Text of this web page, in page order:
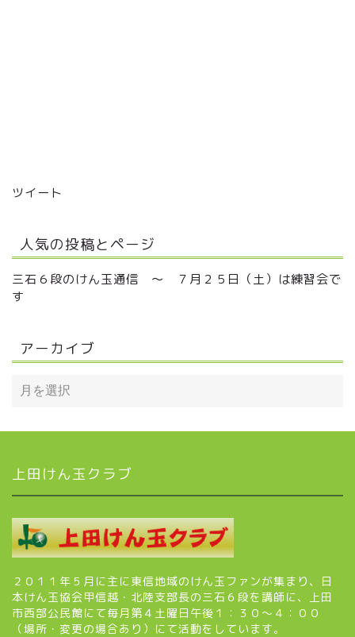
ツイート
人気の投稿とページ
三石６段のけん玉通信 ～ ７月２５日（土）は練習会で
す
アーカイブ
上田けん玉クラブ
２０１１年５月に主に東信地域のけん玉ファンが集まり、日
本けん玉協会甲信越・北陸支部長の三石６段を講師に、上田
市西部公民館にて毎月第４土曜日午後１：３０～４：００
（場所・変更の場合あり）にて活動をしています。